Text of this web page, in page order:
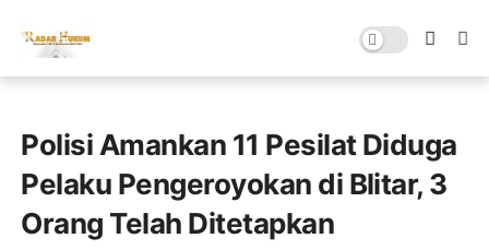
Polisi Amankan 11 Pesilat Diduga
Pelaku Pengeroyokan di Blitar, 3
Orang Telah Ditetapkan